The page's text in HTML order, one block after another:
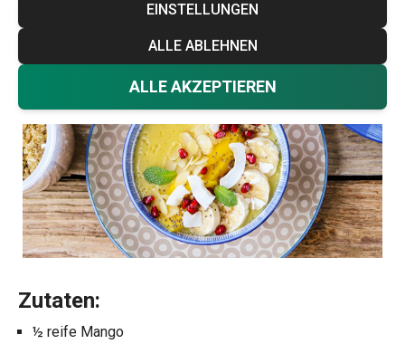
EINSTELLUNGEN
ALLE ABLEHNEN
ALLE AKZEPTIEREN
Zutaten:
½ reife Mango